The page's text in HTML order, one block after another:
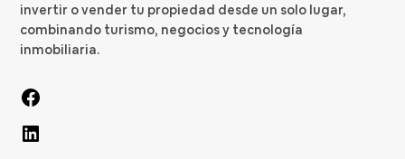
invertir o vender tu propiedad desde un solo lugar,
combinando turismo, negocios y tecnología
inmobiliaria.